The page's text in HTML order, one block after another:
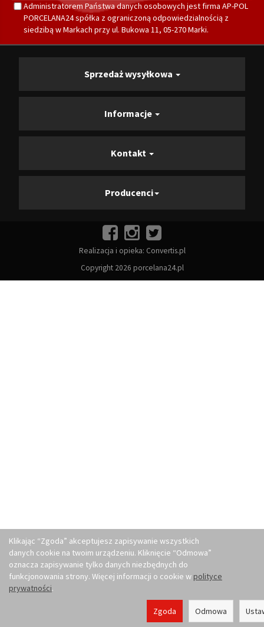
Administratorem Państwa danych osobowych jest firma AP-POL
PORCELANA24 spółka z ograniczoną odpowiedzialnością z
siedzibą w Markach przy ul. Bukowa 11, 05-270 Marki.
Sprzedaż wysyłkowa
Informacje
Kontakt
Producenci
Realizacja i opieka: Convertis.pl
Copyright 2026 porcelana24.pl
Klikając “Zgoda” akceptujesz zapisywanie wszystkich
danych cookie na twoim urządzeniu. Kliknięcie “Odmowa”
oznacza zapisywanie tylko danych niezbędnych do
funkcjonowania strony. Więcej informacji o cookie w polityce
prywatności.
Odmowa
Zgoda